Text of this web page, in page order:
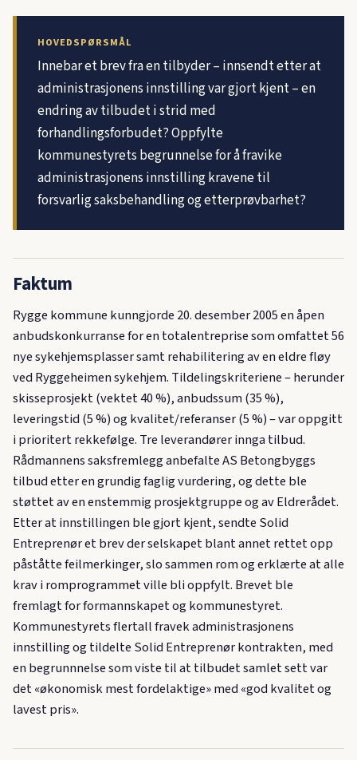
HOVEDSPØRSMÅL
Innebar et brev fra en tilbyder – innsendt etter at
administrasjonens innstilling var gjort kjent – en
endring av tilbudet i strid med
forhandlingsforbudet? Oppfylte
kommunestyrets begrunnelse for å fravike
administrasjonens innstilling kravene til
forsvarlig saksbehandling og etterprøvbarhet?
Faktum
Rygge kommune kunngjorde 20. desember 2005 en åpen
anbudskonkurranse for en totalentreprise som omfattet 56
nye sykehjemsplasser samt rehabilitering av en eldre fløy
ved Ryggeheimen sykehjem. Tildelingskriteriene – herunder
skisseprosjekt (vektet 40 %), anbudssum (35 %),
leveringstid (5 %) og kvalitet/referanser (5 %) – var oppgitt
i prioritert rekkefølge. Tre leverandører innga tilbud.
Rådmannens saksfremlegg anbefalte AS Betongbyggs
tilbud etter en grundig faglig vurdering, og dette ble
støttet av en enstemmig prosjektgruppe og av Eldrerådet.
Etter at innstillingen ble gjort kjent, sendte Solid
Entreprenør et brev der selskapet blant annet rettet opp
påståtte feilmerkinger, slo sammen rom og erklærte at alle
krav i romprogrammet ville bli oppfylt. Brevet ble
fremlagt for formannskapet og kommunestyret.
Kommunestyrets flertall fravek administrasjonens
innstilling og tildelte Solid Entreprenør kontrakten, med
en begrunnnelse som viste til at tilbudet samlet sett var
det «økonomisk mest fordelaktige» med «god kvalitet og
lavest pris».